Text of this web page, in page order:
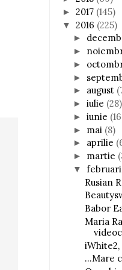
► 2017 (145)
▼ 2016 (225)
►
►
►
►
► august
► iulie (28)
► iunie
► mai (8)
► aprilie
► martie
▼
Rusian
Babor
Maria
iWhite2,
...Mare